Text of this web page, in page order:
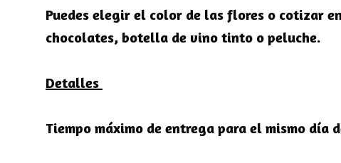
Puedes elegir el color de las flores o cotizar
chocolates, botella de vino tinto o peluche.
Detalles
Tiempo máximo de entrega para el mismo día